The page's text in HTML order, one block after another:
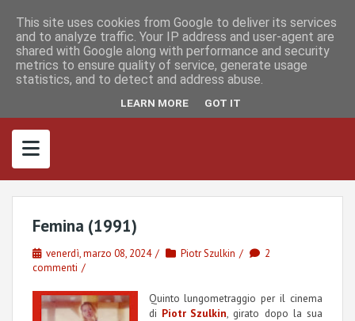
a
c
e
b
n
s
t
a
g
Femina (1991)
venerdì, marzo 08, 2024 Piotr Szulkin
2
commenti
Quinto lungometraggio per il cinema
di Piotr Szulkin, girato dopo la sua
This site uses cookies from Google to deliver its services
and to analyze traffic. Your IP address and user-agent are
shared with Google along with performance and security
metrics to ensure quality of service, generate usage
statistics, and to detect and address abuse.
LEARN MORE GOT IT